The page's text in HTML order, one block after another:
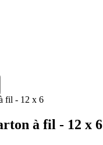
à fil - 12 x 6